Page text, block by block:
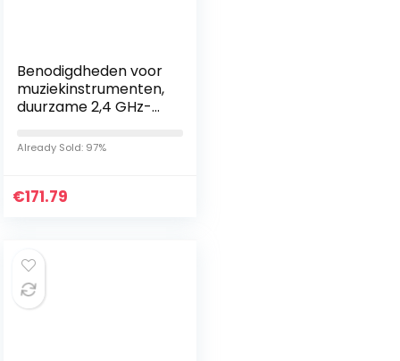
Benodigdheden voor
muziekinstrumenten,
duurzame 2,4 GHz-
Effectief voor
gitaarsysteem voor
Already Sold: 97%
€171.79